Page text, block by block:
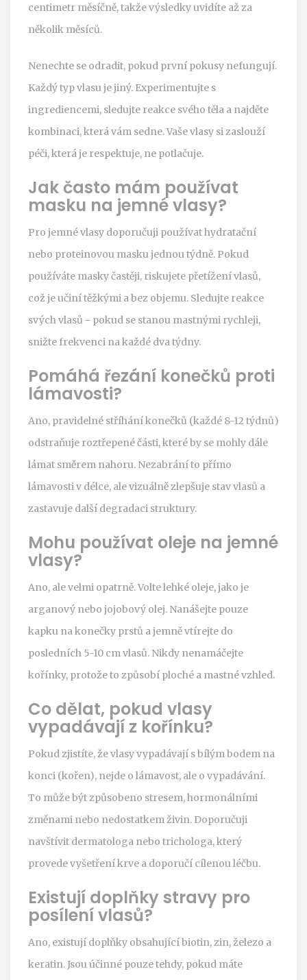
centimetr měsíčně, takže výsledky uvidíte až za
několik měsíců.
Nenechte se odradit, pokud první pokusy nefungují.
Každý typ vlasu je jiný. Experimentujte s
ingrediencemi, sledujte reakce svého těla a najděte
kombinaci, která vám sedne. Vaše vlasy si zaslouží
péči, která je respektuje, ne potlačuje.
Jak často mám používat
masku na jemné vlasy?
Pro jemné vlasy doporučuji používat hydratační
nebo proteinovou masku jednou týdně. Pokud
používáte masky častěji, riskujete přetížení vlasů,
což je učiní těžkými a bez objemu. Sledujte reakce
svých vlasů - pokud se stanou mastnými rychleji,
snižte frekvenci na každé dva týdny.
Pomáhá řezání konečků proti
lámavosti?
Ano, pravidelné stříhání konečků (každé 8-12 týdnů)
odstraňuje roztřepené části, které by se mohly dále
lámat směrem nahoru. Nezabrání to přímo
lámavosti v délce, ale vizuálně zlepšuje stav vlasů a
zastavuje další degradaci struktury.
Mohu používat oleje na jemné
vlasy?
Ano, ale velmi opatrně. Volte lehké oleje, jako je
arganový nebo jojobový olej. Nanášejte pouze
kapku na konečky prstů a jemně vtírejte do
posledních 5-10 cm vlasů. Nikdy nenamáčejte
kořínky, protože to způsobí ploché a mastné vzhled.
Co dělat, pokud vlasy
vypadávají z kořínku?
Pokud zjistíte, že vlasy vypadávají s bílým bodem na
konci (kořen), nejde o lámavost, ale o vypadávání.
To může být způsobeno stresem, hormonálními
změnami nebo nedostatkem živin. Doporučuji
navštívit dermatologa nebo trichologa, který
provede vyšetření krve a doporučí cílenou léčbu.
Existují doplňky stravy pro
posílení vlasů?
Ano, existují doplňky obsahující biotin, zin, železo a
keratin. Jsou účinné pouze tehdy, pokud máte